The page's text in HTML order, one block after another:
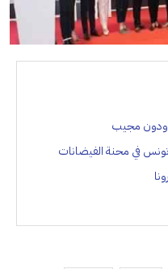
ودون مجيب
في محنة الفيضانات